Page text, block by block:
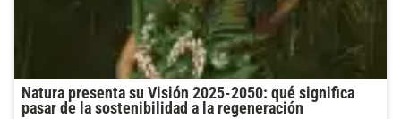
Natura presenta su Visión 2025-2050: qué significa
pasar de la sostenibilidad a la regeneración